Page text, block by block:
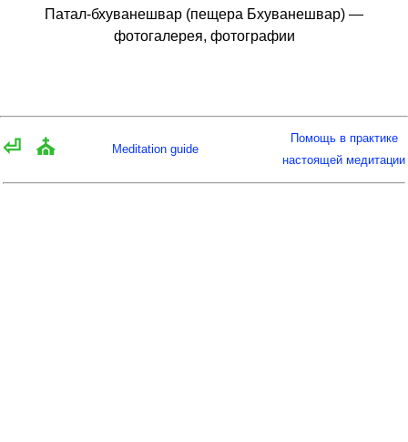
Патал-бхуванешвар (пещера Бхуванешвар) —
фотогалерея, фотографии
⏎ ⛪ Meditation guide
Помощь в практике
настоящей медитации